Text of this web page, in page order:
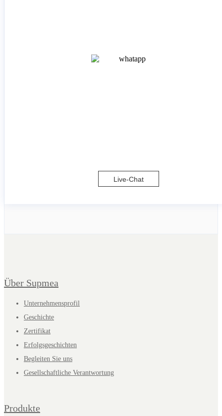
Live-Chat
Über Supmea
Unternehmensprofil
Geschichte
Zertifikat
Erfolgsgeschichten
Begleiten Sie uns
Gesellschaftliche Verantwortung
Produkte